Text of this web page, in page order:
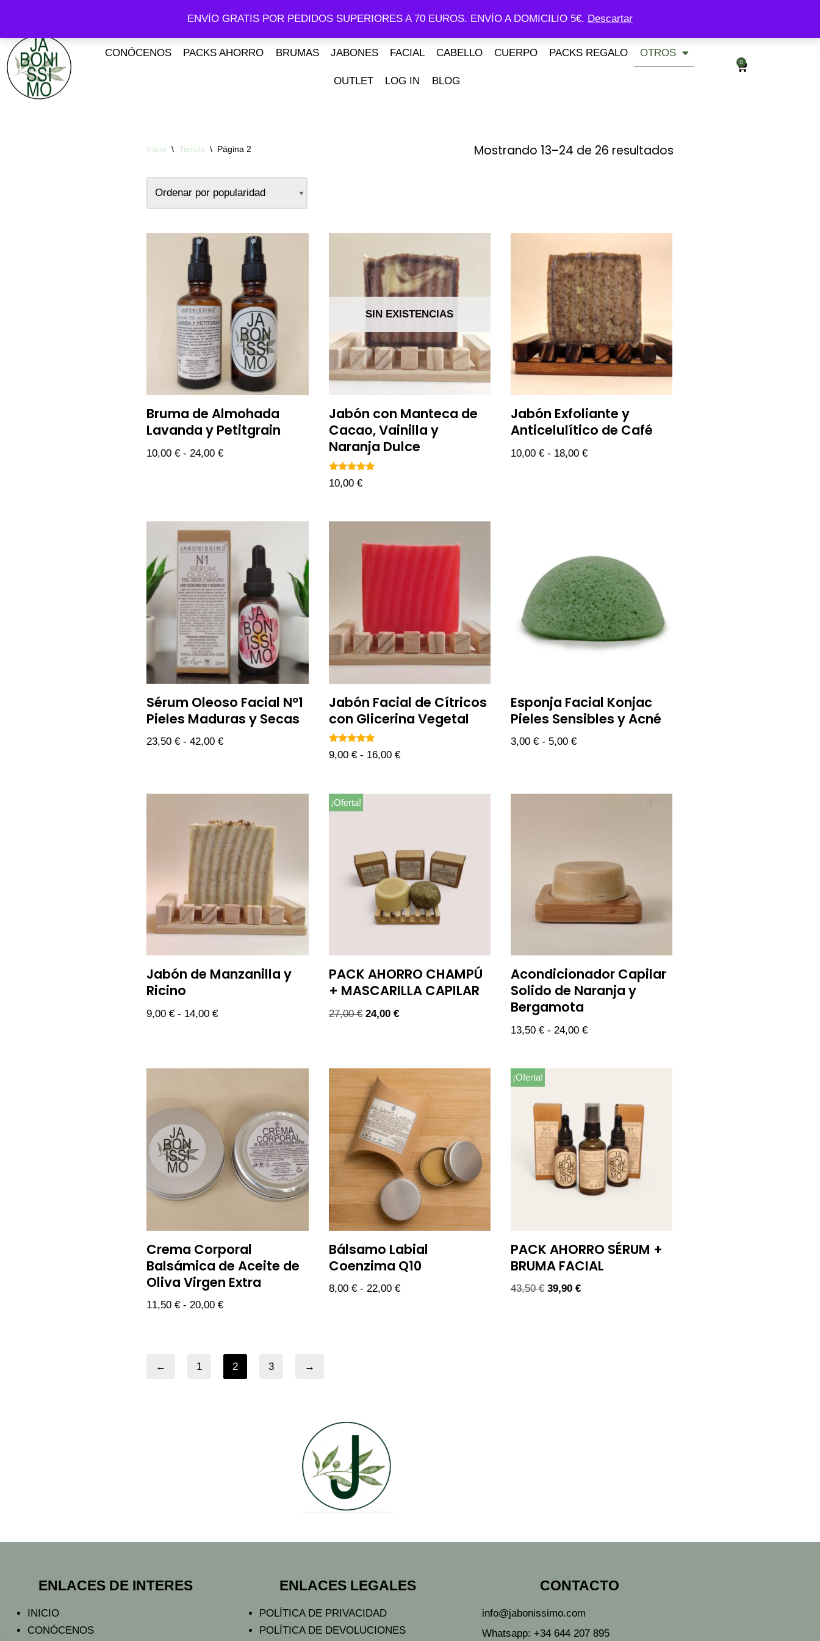
ENVÍO GRATIS POR PEDIDOS SUPERIORES A 70 EUROS. ENVÍO A DOMICILIO 5€. Descartar
al
contenido
CONÓCENOS PACKS AHORRO BRUMAS JABONES FACIAL CABELLO CUERPO PACKS REGALO OTROS
OUTLET LOG IN BLOG
0
Inicio \ Tienda \ Página 2 Mostrando 13–24 de 26 resultados
Bruma de Almohada
Lavanda y Petitgrain
10,00€ - 24,00€
SIN EXISTENCIAS
Jabón con Manteca de
Cacao, Vainilla y
Naranja Dulce
Valorado
con
10,00 €
Jabón Exfoliante y
Anticelulítico de Café
10,00 € - 18,00 €
Sérum Oleoso Facial Nº1
Pieles Maduras y Secas
23,50€ - 42,00€
Jabón Facial de Cítricos
con Glicerina Vegetal
Valorado
con
9,00 € - 16,00 €
Esponja Facial Konjac
Pieles Sensibles y Acné
3,00 € - 5,00 €
Jabón de Manzanilla y
Ricino
9,00€ - 14,00€
¡Oferta!
PACK AHORRO CHAMPÚ
+ MASCARILLA CAPILAR
27,00€ 24,00 €
Acondicionador Capilar
Solido de Naranja y
Bergamota
13,50 € - 24,00 €
Crema Corporal
Balsámica de Aceite de
Oliva Virgen Extra
11,50€ - 20,00€
Bálsamo Labial
Coenzima Q10
8,00 € - 22,00 €
¡Oferta!
PACK AHORRO SÉRUM +
BRUMA FACIAL
43,50€ 39,90 €
← 1 2 3 →
ENLACES DE INTERES
INICIO
CONÓCENOS
ENLACES LEGALES
POLÍTICA DE PRIVACIDAD
POLÍTICA DE DEVOLUCIONES
CONTACTO
info@jabonissimo.com
Whatsapp: +34 644 207 895